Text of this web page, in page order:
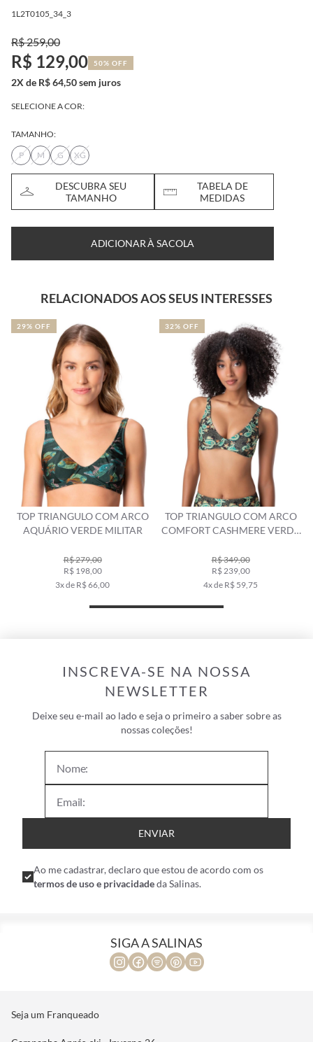
1L2T0105_34_3
R$ 259,00
R$ 129,00 50% OFF
2X de R$ 64,50 sem juros
SELECIONE A COR:
TAMANHO:
P
M G XG
DESCUBRA SEU
TAMANHO
TABELA DE
MEDIDAS
ADICIONAR À SACOLA
RELACIONADOS AOS SEUS INTERESSES
TOP TRIANGULO COM ARCO
AQUÁRIO VERDE MILITAR
R$ 279,00
R$ 198,00
3x de R$ 66,00
29% OFF
TOP TRIANGULO COM ARCO
COMFORT CASHMERE VERDE
R$ 349,00
R$ 239,00
4x de R$ 59,75
32% OFF
INSCREVA-SE NA NOSSA
NEWSLETTER
Deixe seu e-mail ao lado e seja o primeiro a saber sobre as
nossas coleções!
ENVIAR
Ao me cadastrar, declaro que estou de acordo com os
termos de uso e privacidadeda Salinas.
SIGA A SALINAS
Seja um Franqueado